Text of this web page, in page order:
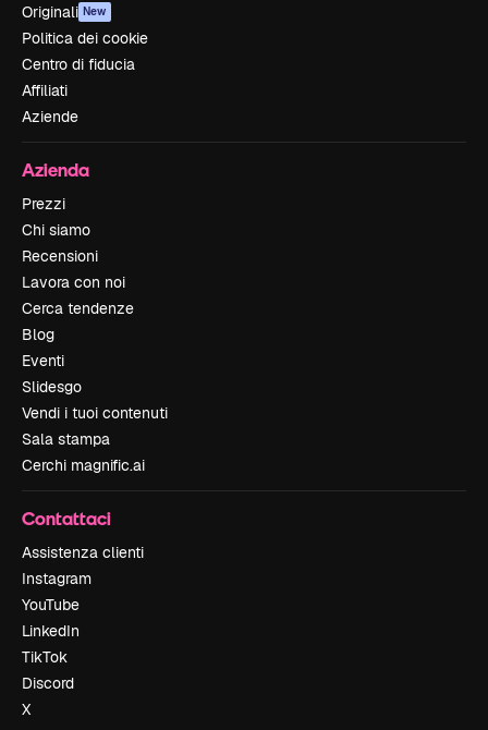
Originali New
Politica dei cookie
Centro di fiducia
Affiliati
Aziende
Azienda
Prezzi
Chi siamo
Recensioni
Lavora con noi
Cerca tendenze
Blog
Eventi
Slidesgo
Vendi i tuoi contenuti
Sala stampa
Cerchi magnific.ai
Contattaci
Assistenza clienti
Instagram
YouTube
LinkedIn
TikTok
Discord
X